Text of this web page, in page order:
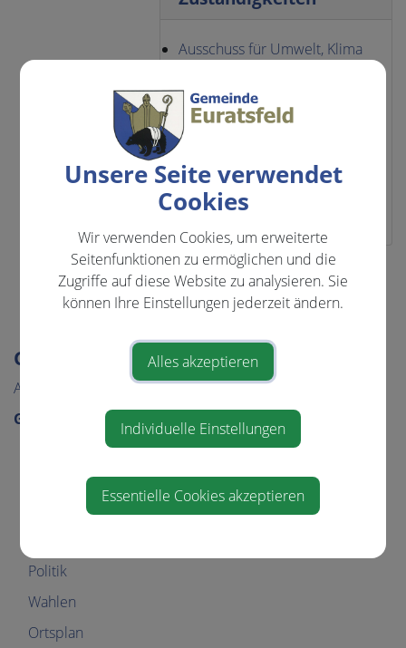
GEMEINDE & BÜRGERSERVICE
Aktuelles
Gemeinde
Gemeindeamt
Gemeinderat
GR-Sitzungsprotokolle
Politik
Wahlen
Ortsplan
Ausschuss für Umwelt, Klima
EU-Gemeinderat
Öffentlichkeitsarbeit
Ortsentwicklungsausschuss
Vertreter in der Musikschule
Ybbsfeld
⇐ zurück
Unsere Seite verwendet
Cookies
Wir verwenden Cookies, um erweiterte
Seitenfunktionen zu ermöglichen und die
Zugriffe auf diese Website zu analysieren. Sie
können Ihre Einstellungen jederzeit ändern.
Alles akzeptieren
Individuelle Einstellungen
Essentielle Cookies akzeptieren